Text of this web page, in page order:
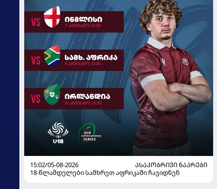
15:02/05-08-2026
ᲐᲡᲐᲙᲝᲑᲠᲘᲕᲘ ᲜᲐᲙᲠᲔᲑᲘ
18-წლამდელები სამხრეთ აფრიკაში ჩავიდნენ